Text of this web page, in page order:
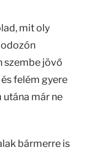
mit oly
szembe jövő
felém gyere
már ne
bármerre is